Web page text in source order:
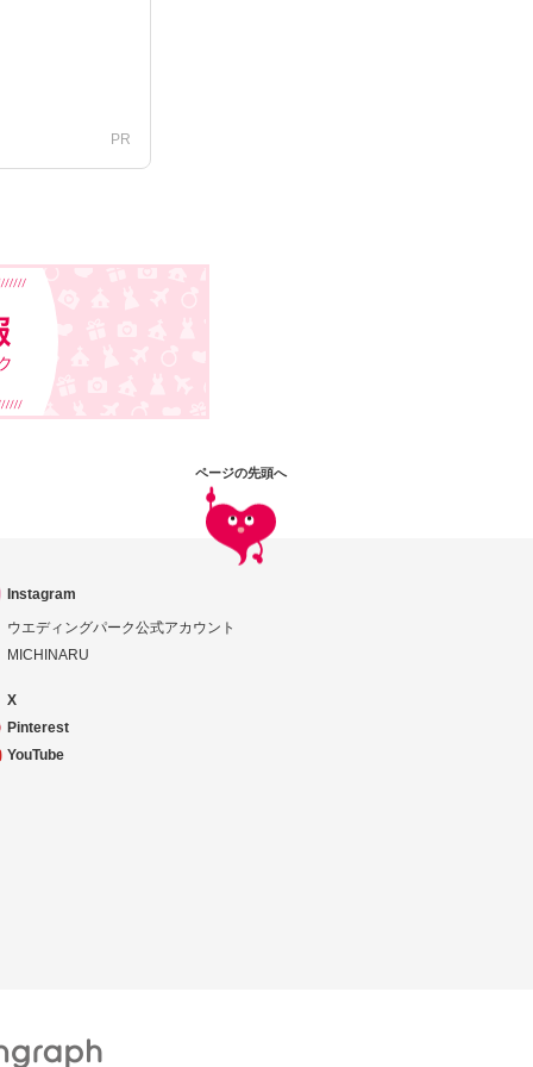
PR
Instagram
ウエディングパーク公式アカウント
MICHINARU
X
Pinterest
YouTube
ページの先頭へ